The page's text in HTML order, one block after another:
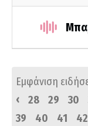
Εμφάνιση
‹
28 29 30
39
40 41 42